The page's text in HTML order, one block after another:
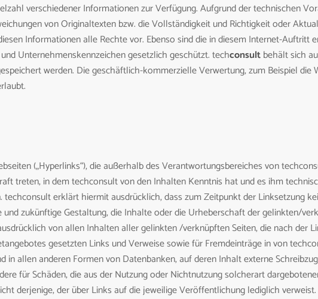
verschiedener Informationen zur Verfügung. Aufgrund der technischen
von Originaltexten bzw. die Vollständigkeit und Richtigkeit oder
Informationen alle Rechte vor. Ebenso sind die in diesem Internet-Auftritt
Unter­nehmens­kenn­zeichen gesetzlich geschützt. techconsultbehält sich
werden. Die geschäftlich-kommerzielle Verwertung, zum Beispiel die
(„Hyperlinks“), die außerhalb des Verantwortungsbereiches von
treten, in dem techconsult von den Inhalten Kenntnis hat und es ihm
erklärt hiermit ausdrücklich, dass zum Zeitpunkt der Linksetzung
zukünftige Gestaltung, die Inhalte oder die Urheberschaft der gelinkten/
von allen Inhalten aller gelinkten /verknüpften Seiten, die nach der
gesetzten Links und Verweise sowie für Fremdeinträge in von
in allen anderen Formen von Datenbanken, auf deren Inhalt externe
für Schäden, die aus der Nutzung oder Nichtnutzung solcherart
derjenige, der über Links auf die jeweilige Veröffentlichung lediglich verweist.